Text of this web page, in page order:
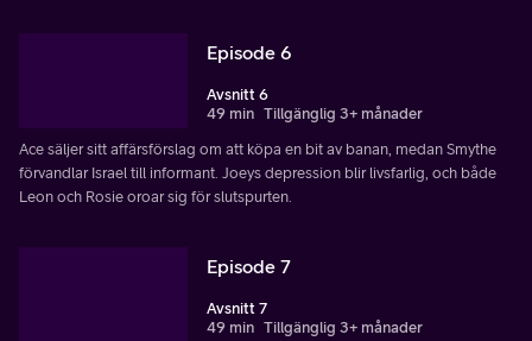
Episode 6
Avsnitt 6
49 min Tillgänglig 3+ månader
Ace säljer sitt affärsförslag om att köpa en bit av banan, medan Smythe
förvandlar Israel till informant. Joeys depression blir livsfarlig, och både
Leon och Rosie oroar sig för slutspurten.
Episode 7
Avsnitt 7
49 min Tillgänglig 3+ månader